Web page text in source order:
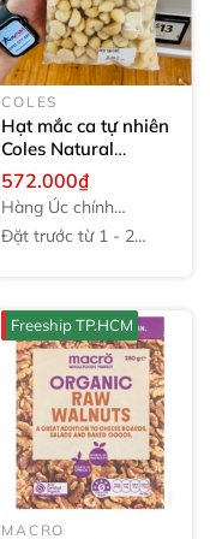
COLES
Hạt mắc ca tự nhiên
Coles Natural
Macadamias của Úc
400g
572.000₫
Hàng Úc chính
hãng
Đặt trước từ 1 - 2
Freeship TP.HCM
MACRO